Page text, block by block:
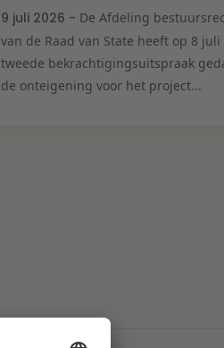
9 juli 2026 - De Afdeling
van de Raad van State heeft op 8 juli
tweede bekrachtigingsuitspraak
de onteigening voor het project...